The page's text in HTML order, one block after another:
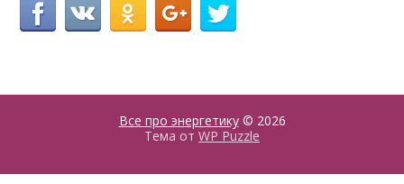
Все про энергетику© 2026
Тема от WP Puzzle